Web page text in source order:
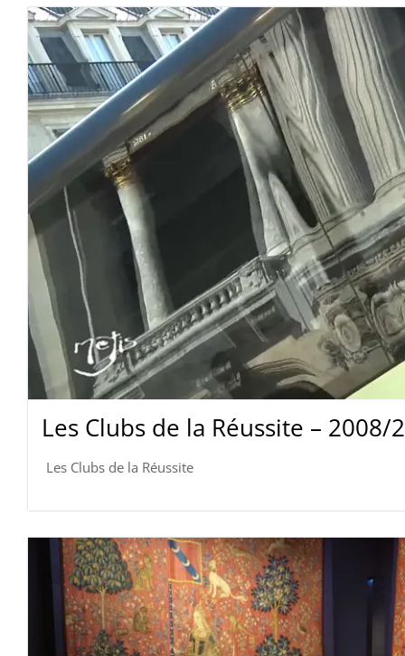
Les Clubs de la Réussite – 2008/
Les Clubs de la Réussite